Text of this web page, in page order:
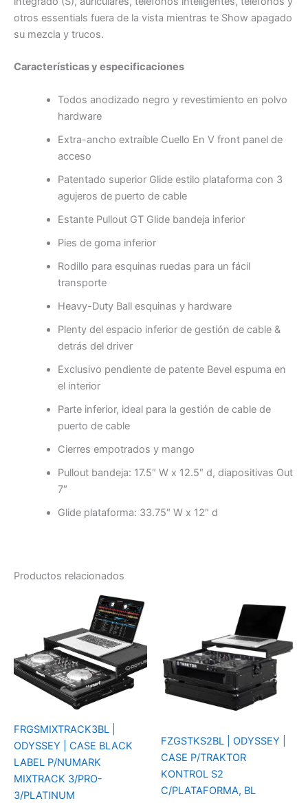
otros essentials fuera de la vista mientras te Show apagado
su mezcla y trucos.
Características y especificaciones
Todos anodizado negro y revestimiento en polvo
hardware
Extra-ancho extraíble Cuello En V front panel de
acceso
Patentado superior Glide estilo plataforma con 3
agujeros de puerto de cable
Estante Pullout GT Glide bandeja inferior
Pies de goma inferior
Rodillo para esquinas ruedas para un fácil
transporte
Heavy-Duty Ball esquinas y hardware
Plenty del espacio inferior de gestión de cable &
detrás del driver
Exclusivo pendiente de patente Bevel espuma en
el interior
Parte inferior, ideal para la gestión de cable de
puerto de cable
Cierres empotrados y mango
Pullout bandeja: 17.5″ W x 12.5″ d, diapositivas Out
7″
Glide plataforma: 33.75″ W x 12″ d
Productos relacionados
FRGSMIXTRACK3BL |
ODYSSEY | CASE BLACK
LABEL P/NUMARK
MIXTRACK 3/PRO-
3/PLATINUM
FZGSTKS2BL | ODYSSEY |
CASE P/TRAKTOR
KONTROL S2
C/PLATAFORMA, BL